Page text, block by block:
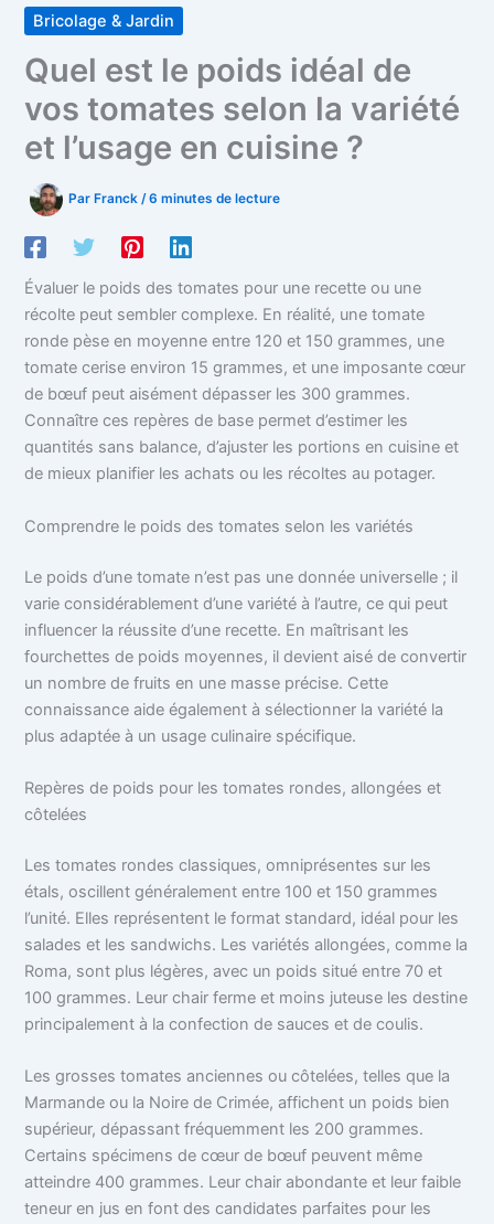
Bricolage & Jardin
Quel est le poids idéal de
vos tomates selon la variété
et l’usage en cuisine ?
Par Franck/6 minutes de lecture
Évaluer le poids des tomates pour une recette ou une
récolte peut sembler complexe. En réalité, une tomate
ronde pèse en moyenne entre 120 et 150 grammes, une
tomate cerise environ 15 grammes, et une imposante cœur
de bœuf peut aisément dépasser les 300 grammes.
Connaître ces repères de base permet d’estimer les
quantités sans balance, d’ajuster les portions en cuisine et
de mieux planifier les achats ou les récoltes au potager.
Comprendre le poids des tomates selon les variétés
Le poids d’une tomate n’est pas une donnée universelle ; il
varie considérablement d’une variété à l’autre, ce qui peut
influencer la réussite d’une recette. En maîtrisant les
fourchettes de poids moyennes, il devient aisé de convertir
un nombre de fruits en une masse précise. Cette
connaissance aide également à sélectionner la variété la
plus adaptée à un usage culinaire spécifique.
Repères de poids pour les tomates rondes, allongées et
côtelées
Les tomates rondes classiques, omniprésentes sur les
étals, oscillent généralement entre 100 et 150 grammes
l’unité. Elles représentent le format standard, idéal pour les
salades et les sandwichs. Les variétés allongées, comme la
Roma, sont plus légères, avec un poids situé entre 70 et
100 grammes. Leur chair ferme et moins juteuse les destine
principalement à la confection de sauces et de coulis.
Les grosses tomates anciennes ou côtelées, telles que la
Marmande ou la Noire de Crimée, affichent un poids bien
supérieur, dépassant fréquemment les 200 grammes.
Certains spécimens de cœur de bœuf peuvent même
atteindre 400 grammes. Leur chair abondante et leur faible
teneur en jus en font des candidates parfaites pour les